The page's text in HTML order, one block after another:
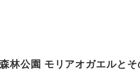
林公園 モリアオガエルとそ